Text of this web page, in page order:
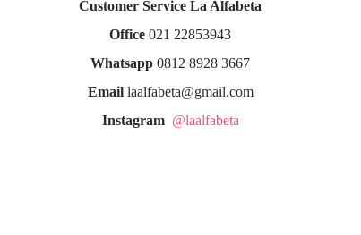
Customer Service La Alfabeta
Office 021 22853943
Whatsapp 0812 8928 3667
Emaillaalfabeta@gmail.com
Instagram @laalfabeta